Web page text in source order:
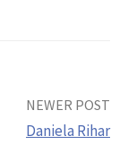
NEWER POST
Daniela Rihar